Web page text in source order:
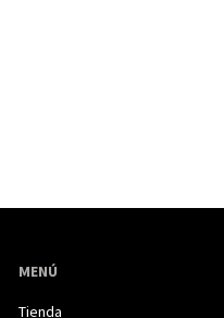
MENÚ
Tienda